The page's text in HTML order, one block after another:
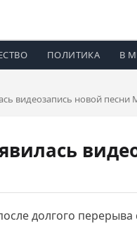
ПОЛИТИКА В
видеозапись новой
долгого